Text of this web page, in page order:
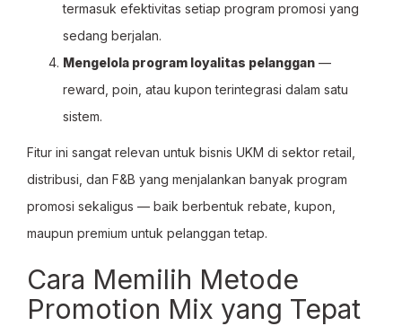
termasuk efektivitas setiap program promosi yang
sedang berjalan.
Mengelola program loyalitas pelanggan —
reward, poin, atau kupon terintegrasi dalam satu
sistem.
Fitur ini sangat relevan untuk bisnis UKM di sektor retail,
distribusi, dan F&B yang menjalankan banyak program
promosi sekaligus — baik berbentuk rebate, kupon,
maupun premium untuk pelanggan tetap.
Cara Memilih Metode
Promotion Mix yang Tepat